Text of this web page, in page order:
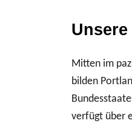
Mitten im
bilden
verfügt über